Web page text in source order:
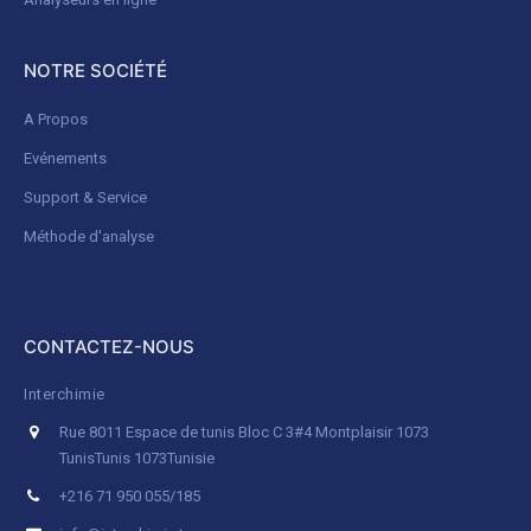
NOTRE SOCIÉTÉ
A Propos
Evénements
Support & Service
Méthode d'analyse
CONTACTEZ-NOUS
Interchimie
Rue 8011 Espace de tunis Bloc C 3#4 Montplaisir 1073
TunisTunis 1073Tunisie
+216 71 950 055/185